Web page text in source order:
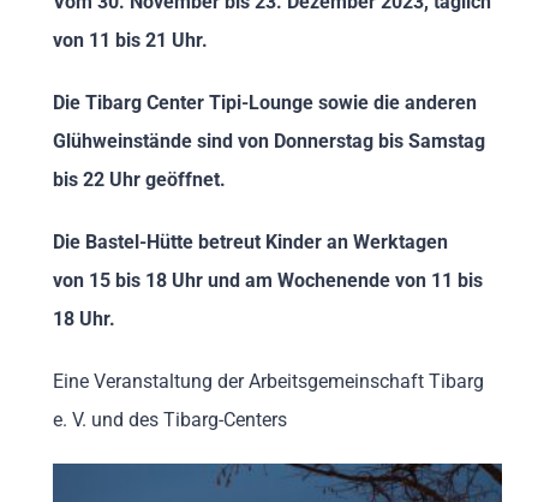
von 11 bis 21 Uhr.
Die Tibarg Center Tipi-Lounge sowie die anderen
Glühweinstände sind von Donnerstag bis Samstag
bis 22 Uhr geöffnet.
Die Bastel-Hütte betreut Kinder an Werktagen
von 15 bis 18 Uhr und am Wochenende von 11 bis
18 Uhr.
Eine Veranstaltung der Arbeitsgemeinschaft Tibarg
e. V. und des Tibarg-Centers